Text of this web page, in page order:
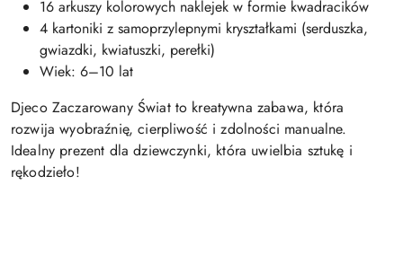
16 arkuszy kolorowych naklejek w formie kwadracików
4 kartoniki z samoprzylepnymi kryształkami (serduszka,
gwiazdki, kwiatuszki, perełki)
Wiek: 6–10 lat
Djeco Zaczarowany Świat to kreatywna zabawa, która
rozwija wyobraźnię, cierpliwość i zdolności manualne.
Idealny prezent dla dziewczynki, która uwielbia sztukę i
rękodzieło!